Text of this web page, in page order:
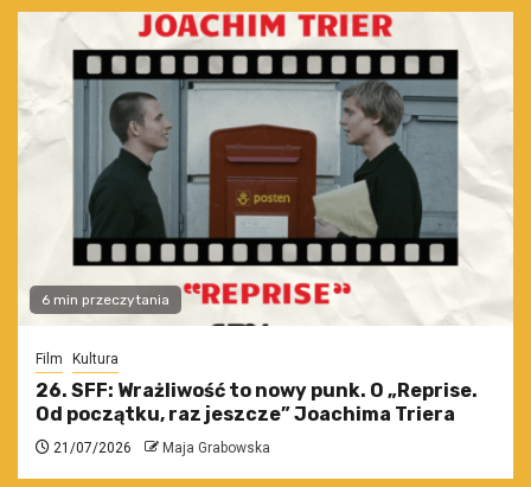
6 min przeczytania
Film Kultura
26. SFF: Wrażliwość to nowy punk. O „Reprise.
Od początku, raz jeszcze” Joachima Triera
21/07/2026 Maja Grabowska